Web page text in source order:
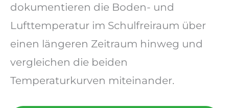
dokumentieren die Boden- und
Lufttemperatur im Schulfreiraum über
einen längeren Zeitraum hinweg und
vergleichen die beiden
Temperaturkurven miteinander.